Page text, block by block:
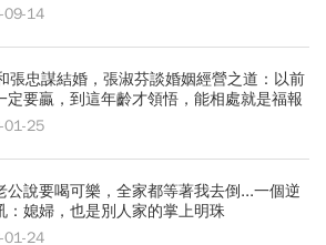
09-14
張忠謀結婚，張淑芬談婚姻經營之道：以前
定要贏，到這年齡才領悟，能相處就是福報
01-25
公說要喝可樂，全家都等著我去倒...一個逆
：媳婦，也是別人家的掌上明珠
01-24